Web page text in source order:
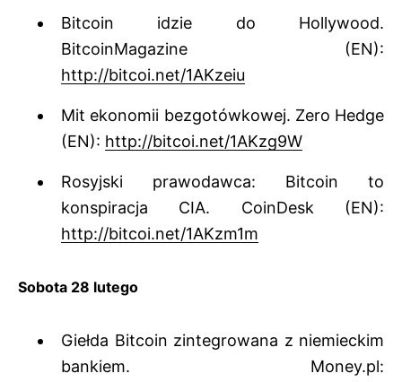
Bitcoin idzie do Hollywood.
BitcoinMagazine (EN):
http://bitcoi.net/1AKzeiu
Mit ekonomii bezgotówkowej. Zero Hedge
(EN): http://bitcoi.net/1AKzg9W
Rosyjski prawodawca: Bitcoin to
konspiracja CIA. CoinDesk (EN):
http://bitcoi.net/1AKzm1m
Sobota 28 lutego
Giełda Bitcoin zintegrowana z niemieckim
bankiem. Money.pl: